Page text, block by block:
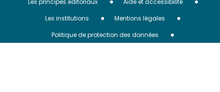
pageLes institutions
Mentions légales
Politique de protection des données